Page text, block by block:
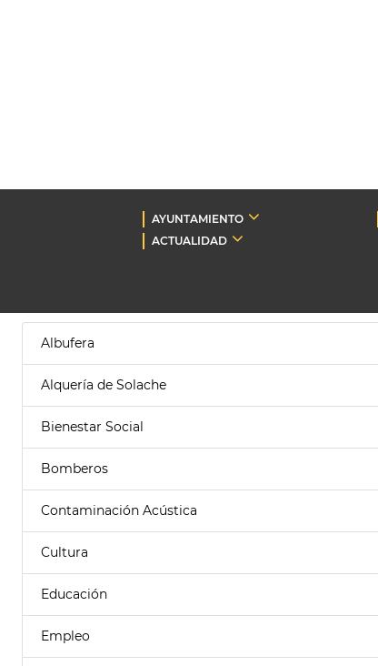
AYUNTAMIENTO
ACTUALIDAD
Albufera
Alquería de Solache
Bienestar Social
Bomberos
Contaminación Acústica
Cultura
Educación
Empleo